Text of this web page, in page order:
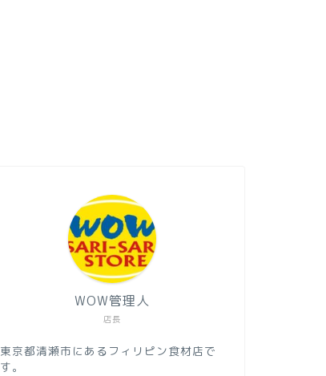
店長
WOW管理人
東京都清瀬市にあるフィリピン食材店で
す。